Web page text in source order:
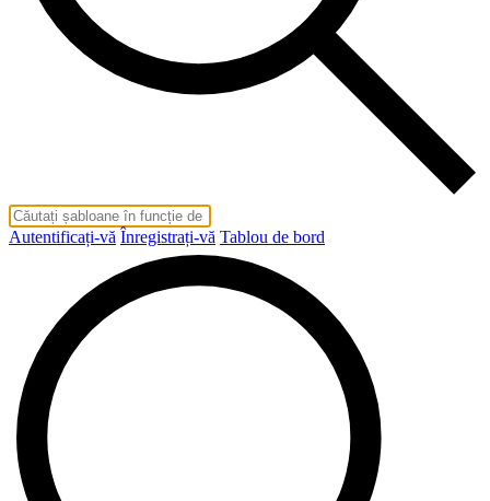
Autentificați-vă Înregistrați-vă Tablou de bord